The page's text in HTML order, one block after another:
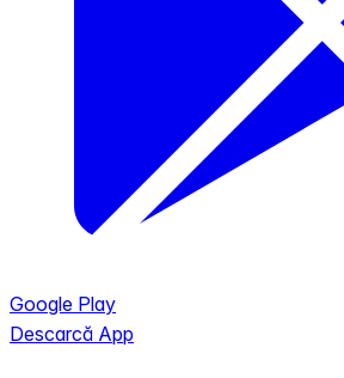
Google Play
Descarcă App